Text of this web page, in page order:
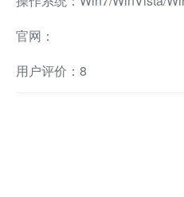
官网：
用户评价：8